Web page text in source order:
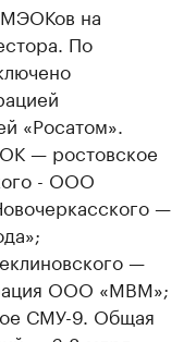
на
По
«Росатом».
— ростовское
- ООО
—
—
ООО «МВМ»;
СМУ-9. Общая